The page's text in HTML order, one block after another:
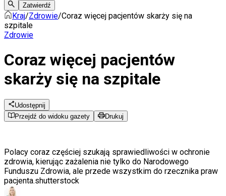
Zatwierdź
Kraj/Zdrowie/Coraz więcej pacjentów skarży się na
szpitale
Zdrowie
Coraz więcej pacjentów
skarży się na szpitale
Udostępnij
Przejdź do widoku gazety
Drukuj
Polacy coraz częściej szukają sprawiedliwości w ochronie
zdrowia, kierując zażalenia nie tylko do Narodowego
Funduszu Zdrowia, ale przede wszystkim do rzecznika praw
pacjenta.shutterstock